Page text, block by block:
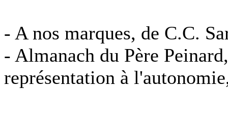
- A nos marques, de C.C.
- Almanach du Père
représentation à